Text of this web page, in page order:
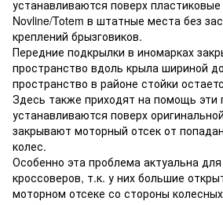
устанавливаются поверх
Novline/Totem в штатные места без
креплений брызговиков.
Передние подкрылки в иномарках
пространство вдоль крыла шириной
пространство в районе стойки
Здесь также приходят на помощь эти
устанавливаются поверх
закрывают моторный отсек от
колес.
Особенно эта проблема актуальна
кроссоверов, т.к. у них большие
моторном отсеке со стороны